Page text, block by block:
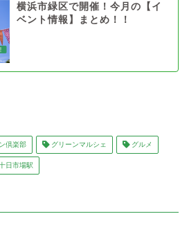
横浜市緑区で開催！今月の【イ
ベント情報】まとめ！！
倶楽部 グリーンマルシェ グルメ
日市場駅